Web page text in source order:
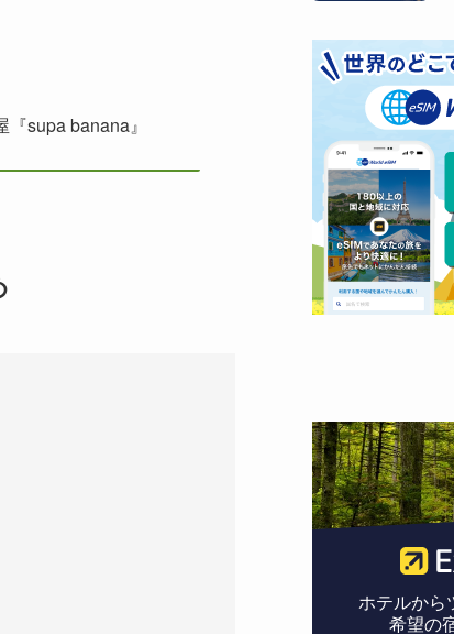
supa banana』